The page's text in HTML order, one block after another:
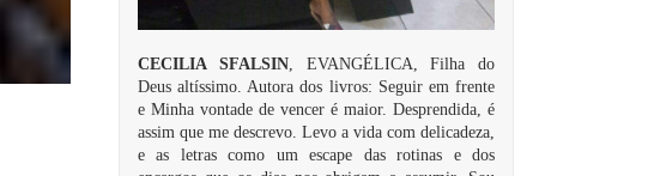
CECILIA SFALSIN, EVANGÉLICA, Filha do
Deus altíssimo. Autora dos livros: Seguir em frente
e Minha vontade de vencer é maior. Desprendida, é
assim que me descrevo. Levo a vida com delicadeza,
e as letras como um escape das rotinas e dos